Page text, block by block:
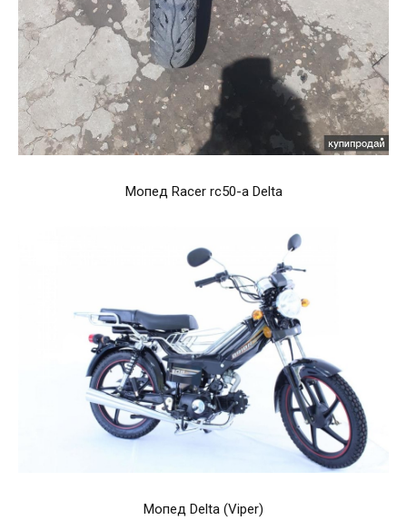
Мопед Racer rc50-a Delta
Мопед Delta (Viper)